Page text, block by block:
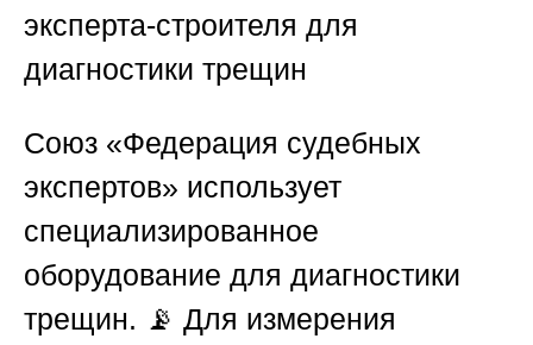
эксперта-строителя для
диагностики трещин
Союз «Федерация судебных
экспертов» использует
специализированное
оборудование для диагностики
трещин. 📡 Для измерения